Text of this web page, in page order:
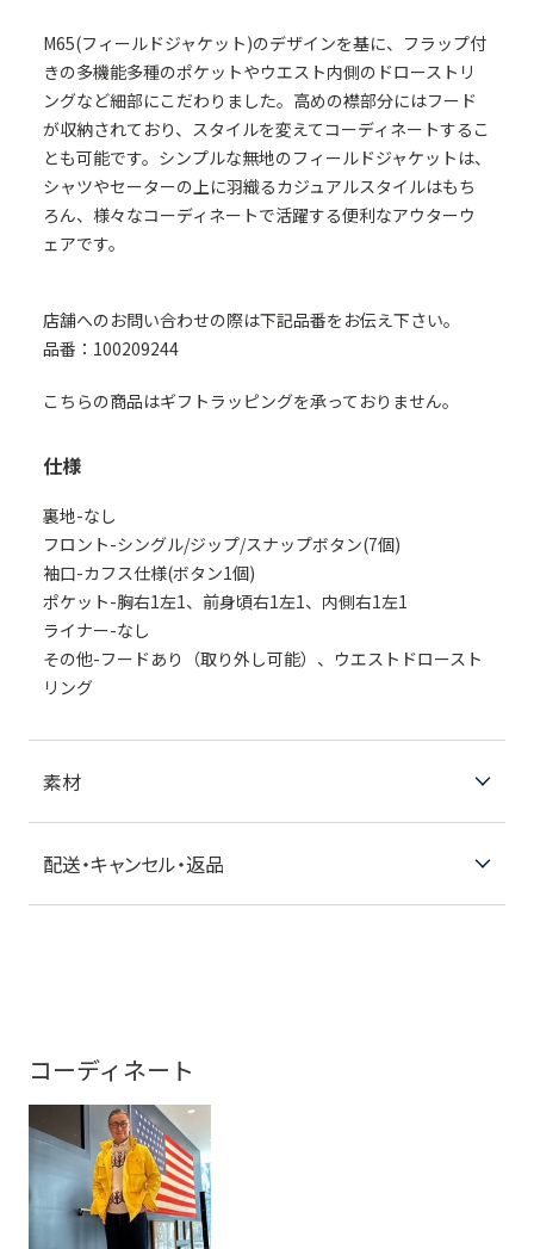
M65(フィールドジャケット)のデザインを基に、フラップ付
きの多機能多種のポケットやウエスト内側のドローストリ
ングなど細部にこだわりました。高めの襟部分にはフード
が収納されており、スタイルを変えてコーディネートするこ
とも可能です。シンプルな無地のフィールドジャケットは、
シャツやセーターの上に羽織るカジュアルスタイルはもち
ろん、様々なコーディネートで活躍する便利なアウターウ
ェアです。
店舗へのお問い合わせの際は下記品番をお伝え下さい。
品番：100209244
こちらの商品はギフトラッピングを承っておりません。
仕様
裏地-なし
フロント-シングル/ジップ/スナップボタン(7個)
袖口-カフス仕様(ボタン1個)
ポケット-胸右1左1、前身頃右1左1、内側右1左1
ライナー-なし
その他-フードあり（取り外し可能）、ウエストドロースト
リング
素材
配送・キャンセル・返品
コーディネート